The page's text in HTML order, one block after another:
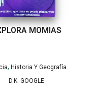
MOMIAS
, Historia Y Geografía
D.K. GOOGLE